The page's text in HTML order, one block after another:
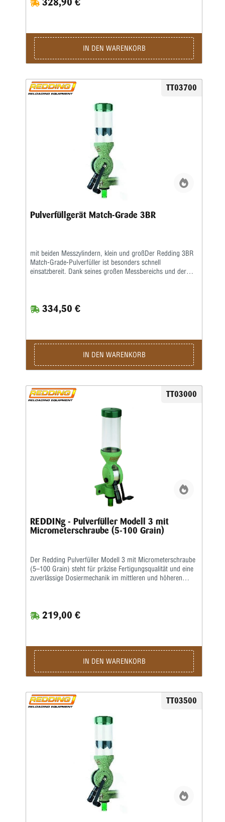
Redding Wettkampf Pulverfüller 10X ermöglicht eine
Dosierleistung und sorgt für eine gleichmäßige Abgabe
innerhalb des dafür ausgelegten Bereichs. Dadurch wird
eine reproduzierbare Pulvermenge begünstigt, wie sie im
Wettkampf- und Präzisionsbereich gefordert ist. Das
machen den Redding Wettkampf Pulverfüller 10X zu einem
langlebigen und zuverlässigen Präzisionswerkzeug. Die klar
Handhabung und erleichtert das Arbeiten mit verschiedenen
Vorteil des Redding Wettkampf Pulverfüller 10X ist seine
ruhige, gleichmäßige Bedienbarkeit. Der Pulverfüller ist
speziell für feine Kaliber und kleinere Pulverladungen
ausgelegt und bietet dabei die gewohnt hohe
Verarbeitungsqualität von Redding. Mit dem Redding
Wettkampf Pulverfüller 10X (1–25 Grain) entscheidest du
dich für einen hochwertigen, präzisen und professionellen
Pulverfüller, der konsequent auf Wiederholgenauigkeit,
Komfort und lange Lebensdauer ausgelegt ist.
IN DEN WARENKORB
TT03700
Pulverfüllgerät Match-Grade 3BR
mit beiden Messzylindern, klein und großDer Redding 3BR
Match-Grade-Pulverfüller ist besonders schnell
einsatzbereit. Dank seines großen Messbereichs und der
Gleichmäßigkeit der Ladungen und eine
Mikrometerschraube ohne jegliches Spiel.Im Lieferumfang
zu bestellen.
334,50 €
IN DEN WARENKORB
TT03000
REDDINg - Pulverfüller Modell 3 mit
Micrometerschraube (5-100 Grain)
Der Redding Pulverfüller Modell 3 mit Micrometerschraube
(5–100 Grain) steht für präzise Fertigungsqualität und eine
zuverlässige Dosiermechanik im mittleren und höheren
erwarten. Die integrierte Micrometerschraube ermöglicht
eine feine, gut ablesbare Skalierung. Einstellungen können
Redding Pulverfüller Modell 3 sorgt für Stabilität und
unterstützt die gleichmäßige Arbeitscharakteristik der
Mechanik. Der Dosierbereich von 5 bis 100 Grain deckt ein
breites Spektrum ab und macht den Redding Pulverfüller
einsetzbaren Option für präzisionsorientierte Anwender, die
Wert auf Konsistenz und hochwertige Verarbeitung legen.
exakten Einstellung über die Micrometerschraube bietet der
Kombination aus Qualität, Wiederholgenauigkeit und
komfortabler Bedienbarkeit.
219,00 €
IN DEN WARENKORB
TT03500